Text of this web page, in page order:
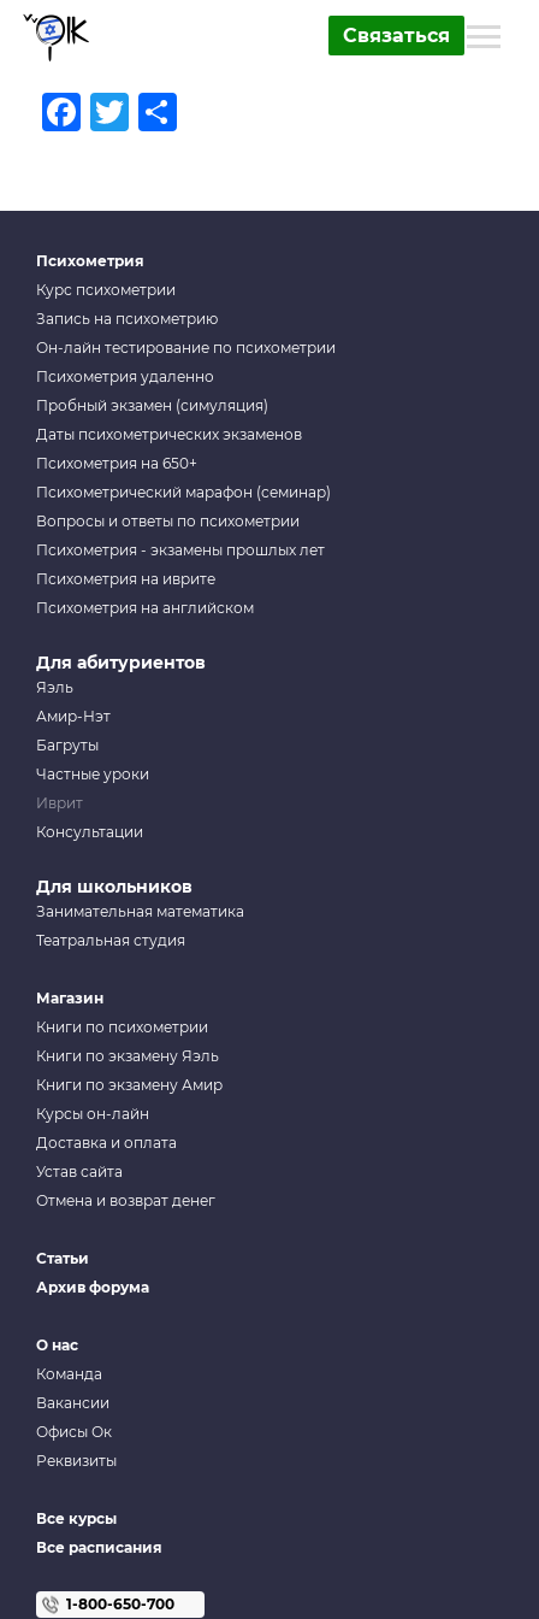
Связаться
Facebook
Twitter
Психометрия
Курс психометрии
Запись на психометрию
Он-лайн тестирование по психометрии
Психометрия удаленно
Пробный экзамен (симуляция)
Даты психометрических экзаменов
Психометрия на 650+
Психометрический марафон (семинар)
Вопросы и ответы по психометрии
Психометрия - экзамены прошлых лет
Психометрия на иврите
Психометрия на английском
Для абитуриентов
Яэль
Амир-Нэт
Багруты
Частные уроки
Иврит
Консультации
Для школьников
Занимательная математика
Театральная студия
Магазин
Книги по психометрии
Книги по экзамену Яэль
Книги по экзамену Амир
Курсы он-лайн
Доставка и оплата
Устав сайта
Отмена и возврат денег
Статьи
Архив форума
О нас
Команда
Вакансии
Офисы Ок
Реквизиты
Все курсы
Все расписания
1-800-650-700